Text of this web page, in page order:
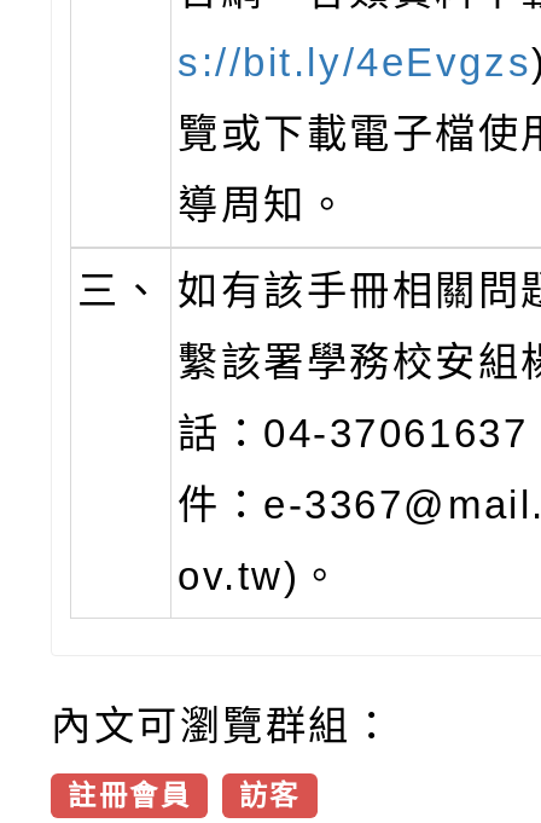
s://bit.ly/4eEvgzs
覽或下載電子檔使
導周知。
三、
如有該手冊相關問
繫該署學務校安組
話：04-37061637
件：e-
ov.tw)。
內文可瀏覽群組：
註冊會員 訪客